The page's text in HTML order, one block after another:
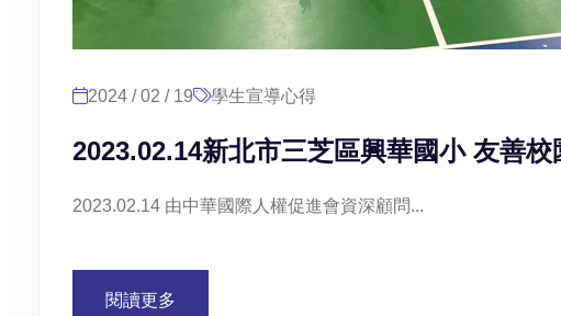
2024 / 02 / 19 學生宣導心得
2023.02.14新北市三芝區興華國小 友善
2023.02.14 由中華國際人權促進會資深顧問...
閱讀更多